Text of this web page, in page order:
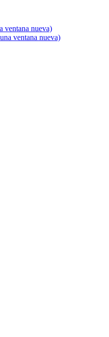
ventana nueva)
ventana nueva)